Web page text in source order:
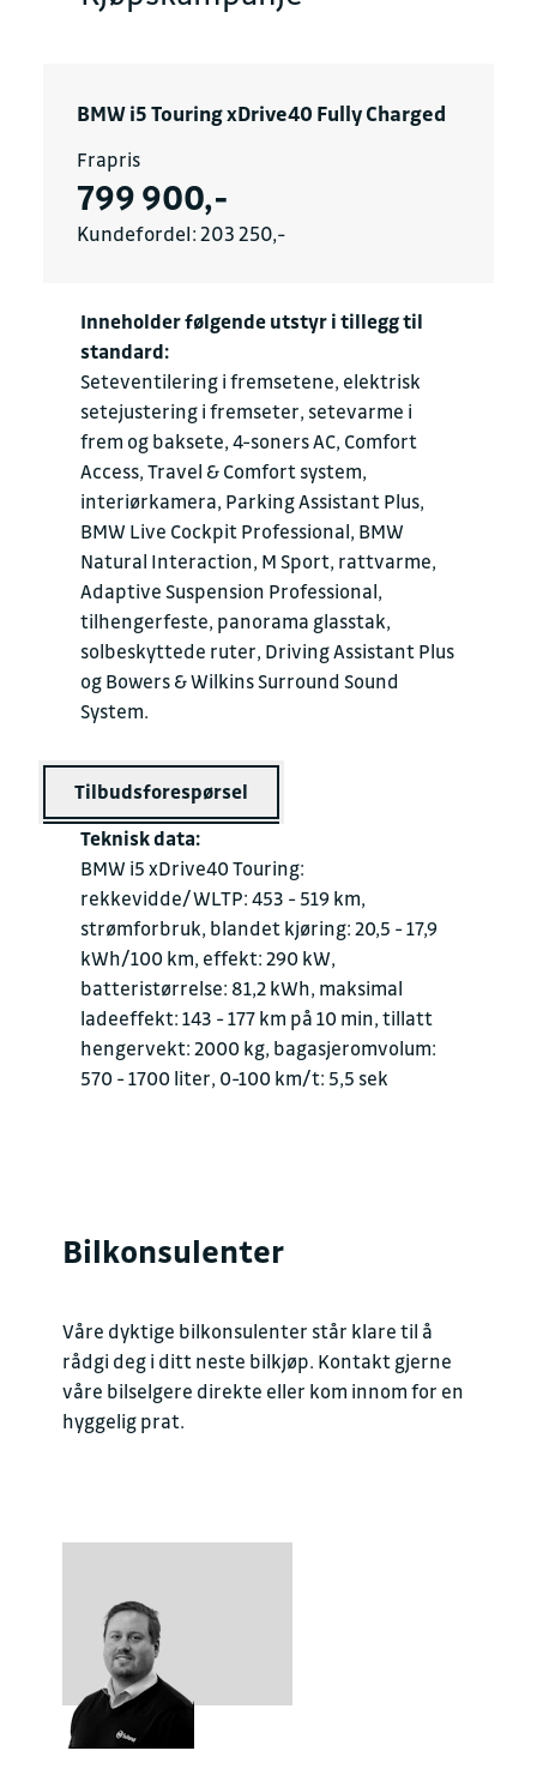
BMW i5 Touring xDrive40 Fully Charged
Frapris
Kundefordel: 203 250,-
799 900,-
Inneholder følgende utstyr i tillegg til
standard:
Seteventilering i fremsetene, elektrisk
setejustering i fremseter, setevarme i
frem og baksete, 4-soners AC, Comfort
Access, Travel & Comfort system,
interiørkamera, Parking Assistant Plus,
BMW Live Cockpit Professional, BMW
Natural Interaction, M Sport, rattvarme,
Adaptive Suspension Professional,
tilhengerfeste, panorama glasstak,
solbeskyttede ruter, Driving Assistant Plus
og Bowers & Wilkins Surround Sound
System.
Tilbudsforespørsel
Teknisk data:
BMW i5 xDrive40 Touring:
rekkevidde/WLTP: 453 - 519 km,
strømforbruk, blandet kjøring: 20,5 - 17,9
kWh/100 km, effekt: 290 kW,
batteristørrelse: 81,2 kWh, maksimal
ladeeffekt: 143 - 177 km på 10 min, tillatt
hengervekt: 2000 kg, bagasjeromvolum:
570 - 1700 liter, 0-100 km/t: 5,5 sek
Bilkonsulenter
Våre dyktige bilkonsulenter står klare til å
rådgi deg i ditt neste bilkjøp. Kontakt gjerne
våre bilselgere direkte eller kom innom for en
hyggelig prat.